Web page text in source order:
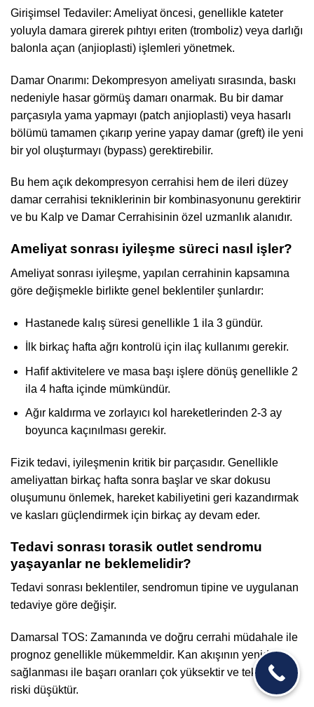
Girişimsel Tedaviler: Ameliyat öncesi, genellikle kateter
yoluyla damara girerek pıhtıyı eriten (tromboliz) veya darlığı
balonla açan (anjioplasti) işlemleri yönetmek.
Damar Onarımı: Dekompresyon ameliyatı sırasında, baskı
nedeniyle hasar görmüş damarı onarmak. Bu bir damar
parçasıyla yama yapmayı (patch anjioplasti) veya hasarlı
bölümü tamamen çıkarıp yerine yapay damar (greft) ile yeni
bir yol oluşturmayı (bypass) gerektirebilir.
Bu hem açık dekompresyon cerrahisi hem de ileri düzey
damar cerrahisi tekniklerinin bir kombinasyonunu gerektirir
ve bu Kalp ve Damar Cerrahisinin özel uzmanlık alanıdır.
Ameliyat sonrası iyileşme süreci nasıl işler?
Ameliyat sonrası iyileşme, yapılan cerrahinin kapsamına
göre değişmekle birlikte genel beklentiler şunlardır:
Hastanede kalış süresi genellikle 1 ila 3 gündür.
İlk birkaç hafta ağrı kontrolü için ilaç kullanımı gerekir.
Hafif aktivitelere ve masa başı işlere dönüş genellikle 2
ila 4 hafta içinde mümkündür.
Ağır kaldırma ve zorlayıcı kol hareketlerinden 2-3 ay
boyunca kaçınılması gerekir.
Fizik tedavi, iyileşmenin kritik bir parçasıdır. Genellikle
ameliyattan birkaç hafta sonra başlar ve skar dokusu
oluşumunu önlemek, hareket kabiliyetini geri kazandırmak
ve kasları güçlendirmek için birkaç ay devam eder.
Tedavi sonrası torasik outlet sendromu
yaşayanlar ne beklemelidir?
Tedavi sonrası beklentiler, sendromun tipine ve uygulanan
tedaviye göre değişir.
Damarsal TOS: Zamanında ve doğru cerrahi müdahale ile
prognoz genellikle mükemmeldir. Kan akışının yeniden
sağlanması ile başarı oranları çok yüksektir ve tekrarlama
riski düşüktür.